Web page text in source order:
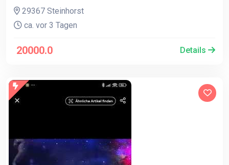
29367 Steinhorst
ca. vor 3 Tagen
20000.0 Details